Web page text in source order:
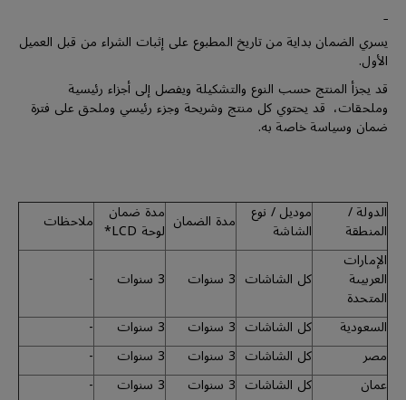
يسري الضمان بداية من تاريخ المطبوع على إثبات الشراء من قبل العميل
الأول.
قد يجزأ المنتج حسب النوع والتشكيلة ويفصل إلى أجزاء رئيسية
وملحقات، قد يحتوي كل منتج وشريحة وجزء رئيسي وملحق على فترة
ضمان وسياسة خاصة به.
الدولة /
المنطقة
موديل / نوع
الشاشة مدة الضمان مدة ضمان
لوحة LCD*
ملاحظات
الإمارات
العربيىة
المتحدة
كل الشاشات 3 سنوات 3 سنوات
-
السعودية
كل الشاشات 3 سنوات 3 سنوات
-
مصر
كل الشاشات 3 سنوات 3 سنوات
-
عمان
كل الشاشات 3 سنوات 3 سنوات -